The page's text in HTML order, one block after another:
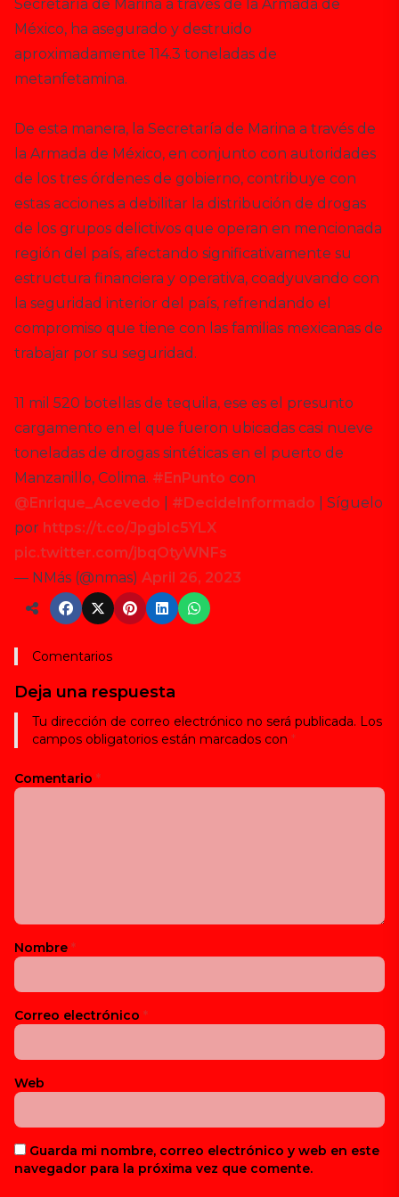
Secretaría de Marina a través de la Armada de
México, ha asegurado y destruido
aproximadamente 114.3 toneladas de
metanfetamina.
De esta manera, la Secretaría de Marina a través de
la Armada de México, en conjunto con autoridades
de los tres órdenes de gobierno, contribuye con
estas acciones a debilitar la distribución de drogas
de los grupos delictivos que operan en mencionada
región del país, afectando significativamente su
estructura financiera y operativa, coadyuvando con
la seguridad interior del país, refrendando el
compromiso que tiene con las familias mexicanas de
trabajar por su seguridad.
11 mil 520 botellas de tequila, ese es el presunto
cargamento en el que fueron ubicadas casi nueve
toneladas de drogas sintéticas en el puerto de
Manzanillo, Colima. #EnPunto con
@Enrique_Acevedo
#DecideInformado | Síguelo
por https://t.co/JpgbIc5YLX
pic.twitter.com/jbqOtyWNFs
— NMás (@nmas) April 26, 2023
Comentarios
Deja una respuesta
Tu dirección de correo electrónico no será publicada. Los
campos obligatorios están marcados con *
Comentario *
Nombre *
Correo electrónico *
Web
Guarda mi nombre, correo electrónico y web en este
navegador para la próxima vez que comente.